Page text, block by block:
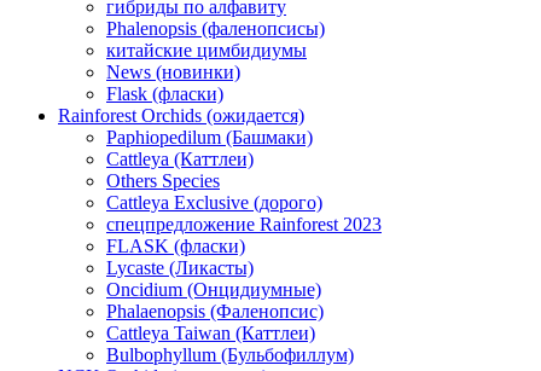
гибриды по алфавиту
Phalenopsis (фаленопсисы)
китайские цимбидиумы
News (новинки)
Flask (фласки)
Rainforest Orchids (ожидается)
Paphiopedilum (Башмаки)
Cattleya (Каттлеи)
Others Species
Cattleya Exclusive (дорого)
спецпредложение Rainforest 2023
FLASK (фласки)
Lycaste (Ликасты)
Oncidium (Онцидиумные)
Phalaenopsis (Фаленопсис)
Cattleya Taiwan (Каттлеи)
Bulbophyllum (Бульбофиллум)